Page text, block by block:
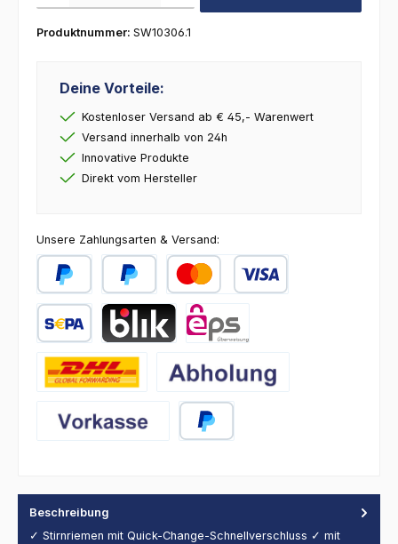
Produktnummer: SW10306.1
Deine Vorteile:
Kostenloser Versand ab € 45,- Warenwert
Versand innerhalb von 24h
Innovative Produkte
Direkt vom Hersteller
Unsere Zahlungsarten & Versand:
PayPal Später BezahlenKredit- oder Debitkarte
Abholung
Beschreibung
✓ Stirnriemen mit Quick-Change-Schnellverschluss ✓ mit